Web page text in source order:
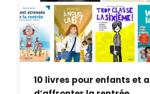
10 livres pour enfants et